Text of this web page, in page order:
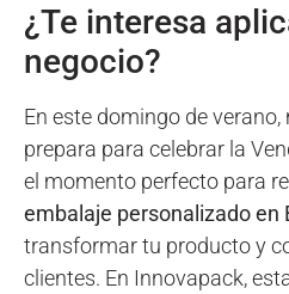
¿Te interesa
negocio?
En este domingo de
prepara para celebrar la
el momento perfecto para
embalaje personalizado en
transformar tu producto y
clientes. En Innovapack,